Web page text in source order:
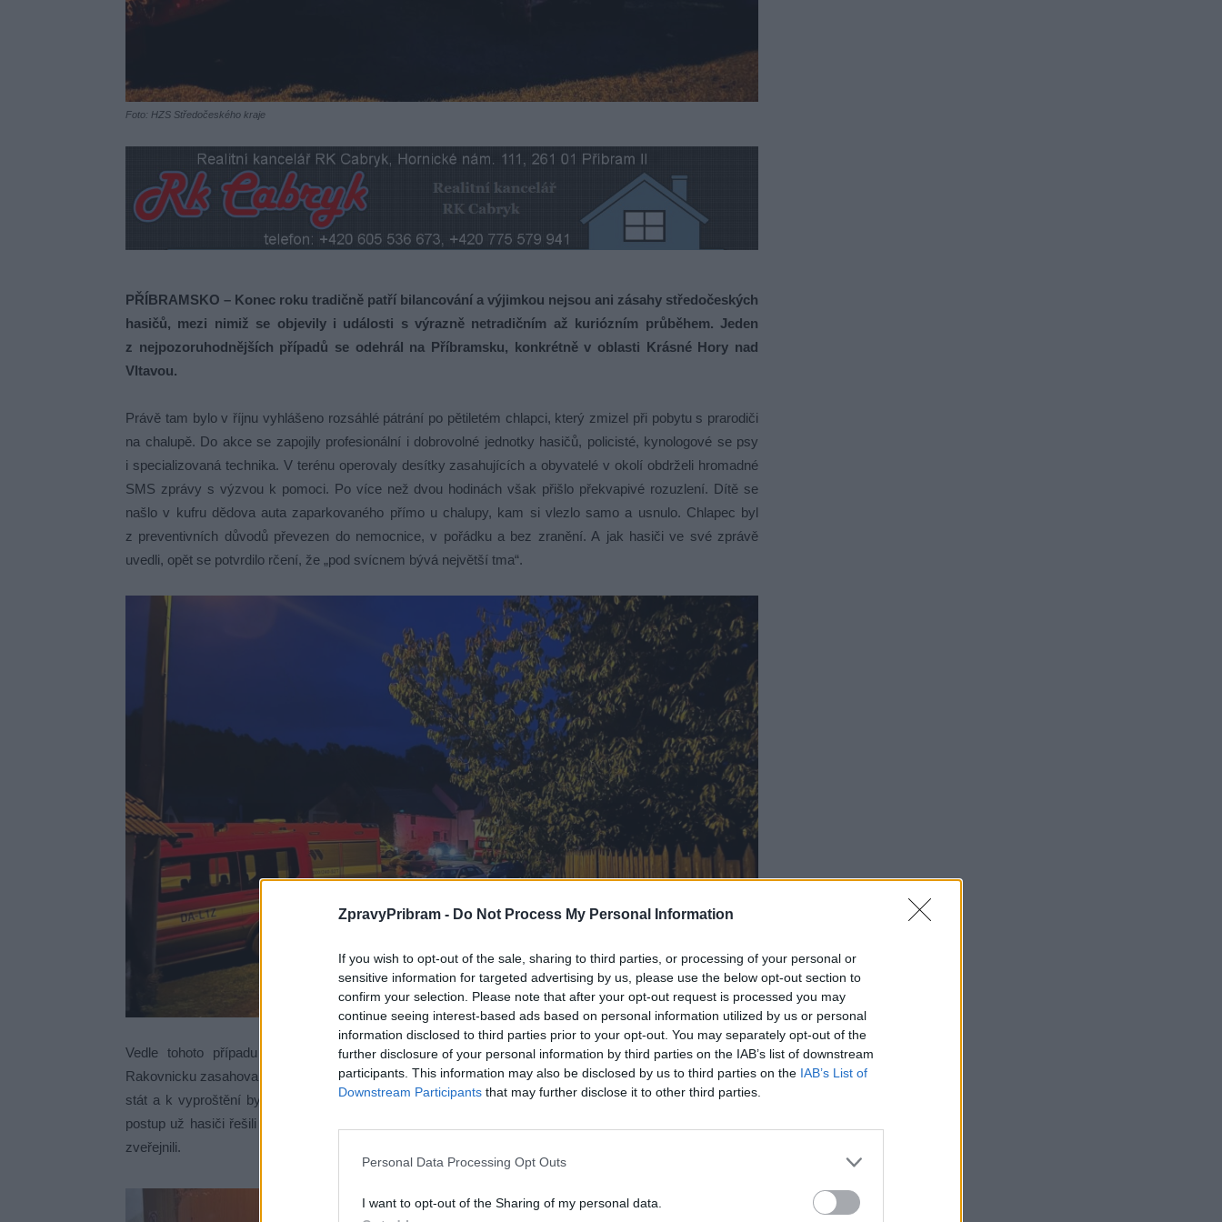
ZpravyPribram - Do Not Process My Personal Information
If you wish to opt-out of the sale, sharing to third parties, or processing of your personal or
sensitive information for targeted advertising by us, please use the below opt-out section to
confirm your selection. Please note that after your opt-out request is processed you may
continue seeing interest-based ads based on personal information utilized by us or personal
information disclosed to third parties prior to your opt-out. You may separately opt-out of the
further disclosure of your personal information by third parties on the IAB’s list of downstream
participants. This information may also be disclosed by us to third parties on the IAB’s List of
Downstream Participants that may further disclose it to other third parties.
Personal Data Processing Opt Outs
I want to opt-out of the Sharing of my personal data.
Foto: HZS Středočeského kraje
PŘÍBRAMSKO – Konec roku tradičně patří bilancování a výjimkou nejsou ani zásahy středočeských
hasičů, mezi nimiž se objevily i události s výrazně netradičním až kuriózním průběhem. Jeden
z nejpozoruhodnějších případů se odehrál na Příbramsku, konkrétně v oblasti Krásné Hory nad
Vltavou.
Právě tam bylo v říjnu vyhlášeno rozsáhlé pátrání po pětiletém chlapci, který zmizel při pobytu s prarodiči
na chalupě. Do akce se zapojily profesionální i dobrovolné jednotky hasičů, policisté, kynologové se psy
i specializovaná technika. V terénu operovaly desítky zasahujících a obyvatelé v okolí obdrželi hromadné
SMS zprávy s výzvou k pomoci. Po více než dvou hodinách však přišlo překvapivé rozuzlení. Dítě se
našlo v kufru dědova auta zaparkovaného přímo u chalupy, kam si vlezlo samo a usnulo. Chlapec byl
z preventivních důvodů převezen do nemocnice, v pořádku a bez zranění. A jak hasiči ve své zprávě
uvedli, opět se potvrdilo rčení, že „pod svícnem bývá největší tma“.
Vedle tohoto případu řešili hasiči během roku i řadu dalších neobvyklých událostí. Například na
Rakovnicku zasahovali u výtahu v bytovém domě, kde se v mezipatře zaklínilo jízdní kolo. Kabina zůstala
stát a k vyproštění bylo nutné poškodit část dveří. Nezraněného chlapce se podařilo dostat ven a další
postup už hasiči řešili se servisní firmou. Právě z tohoto zásahu pochází i jedna z fotografií, které hasiči
zveřejnili.
prostorem čerpací stanice, srazil tankovací stojan a skončil s autem